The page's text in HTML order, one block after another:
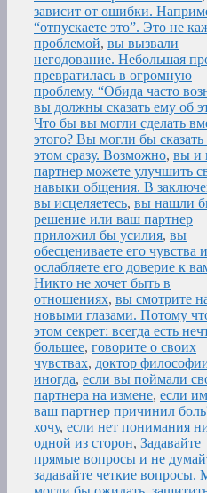
зависит от ошибки.
“отпускаете это”. Это не
проблемой, вы вызвали
негодование. Небольшая
превратилась в огромную
проблему. “Обида часто
вы должны сказать ему об
Что бы вы могли сделать
этого? Вы могли бы сказать
этом сразу. Возможно, вы и
партнер можете улучшить
навыки общения. В
вы исцеляетесь, вы нашли
решение или ваш партнер
приложил бы усилия, вы
обесцениваете его чувства и
ослабляете его доверие к
Никто не хочет быть в
отношениях, вы смотрите
новыми глазами. Потому
этом секрет: всегда есть
большее, говорите о своих
чувствах, доктор
иногда, если вы поймали
партнера на измене, если
ваш партнер причинил
хочу, если нет понимания
одной из сторон, Задавайте
прямые вопросы и не
задавайте четкие вопросы.